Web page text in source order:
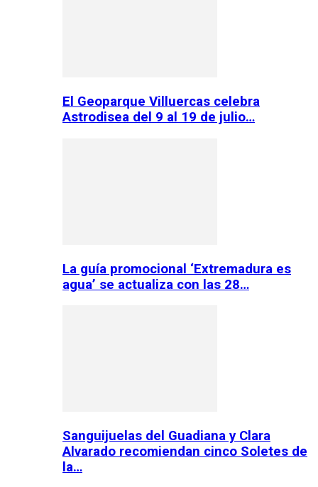
El Geoparque Villuercas celebra
Astrodisea del 9 al 19 de julio…
La guía promocional ‘Extremadura es
agua’ se actualiza con las 28…
Sanguijuelas del Guadiana y Clara
Alvarado recomiendan cinco Soletes de
la…